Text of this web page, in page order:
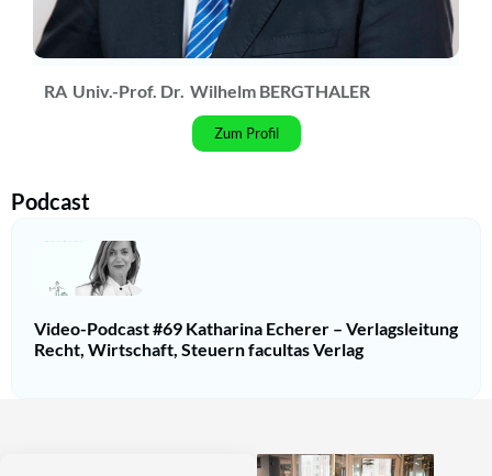
RA Univ.-Prof. Dr. Wilhelm BERGTHALER
Zum Profil
Podcast
Video-Podcast #69 Katharina Echerer – Verlagsleitung
Recht, Wirtschaft, Steuern facultas Verlag